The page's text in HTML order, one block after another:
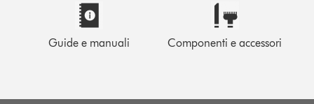
Guide e manuali Componenti e accessori